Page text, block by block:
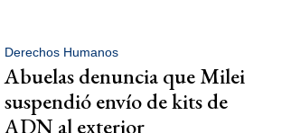
Derechos Humanos
Abuelas denuncia que Milei
suspendió envío de kits de
ADN al exterior